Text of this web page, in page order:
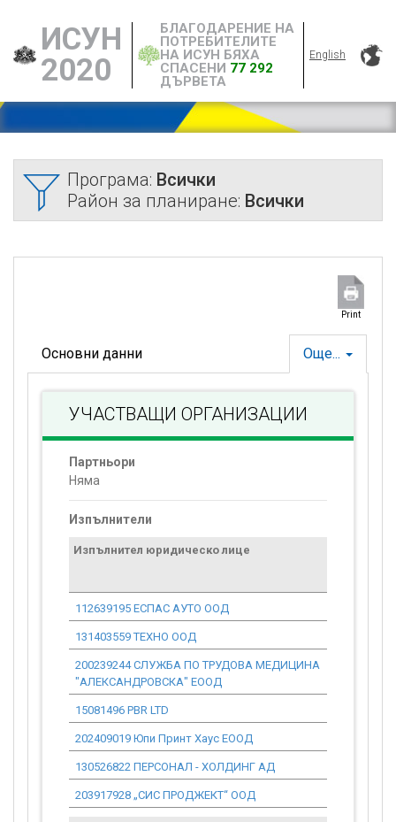
ИСУН
2020
БЛАГОДАРЕНИЕ НА
ПОТРЕБИТЕЛИТЕ
НА ИСУН БЯХА
СПАСЕНИ 77 292
ДЪРВЕТА
English
Програма: Всички
Район за планиране: Всички
Print
Още...
Основни данни
УЧАСТВАЩИ ОРГАНИЗАЦИИ
Партньори
Няма
Изпълнители
Изпълнител юридическо лице
112639195 ЕСПАС АУТО ООД
131403559 ТЕХНО ООД
200239244 СЛУЖБА ПО ТРУДОВА МЕДИЦИНА
"АЛЕКСАНДРОВСКА" ЕООД
15081496 PBR LTD
202409019 Юпи Принт Хаус ЕООД
130526822 ПЕРСОНАЛ - ХОЛДИНГ АД
203917928 „СИС ПРОДЖЕКТ“ ООД